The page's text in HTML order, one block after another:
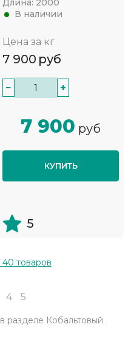
Длина: 2000
В наличии
Цена за кг
7 900 руб
− +
7 900 руб
КУПИТЬ
5
40 товаров
4 5
в разделе Кобальтовый